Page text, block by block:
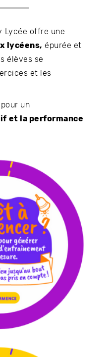
Lycée offre une
lycéens, épurée et
élèves se
et les
un
et la performance